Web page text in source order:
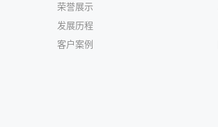
荣誉展示
发展历程
客户案例